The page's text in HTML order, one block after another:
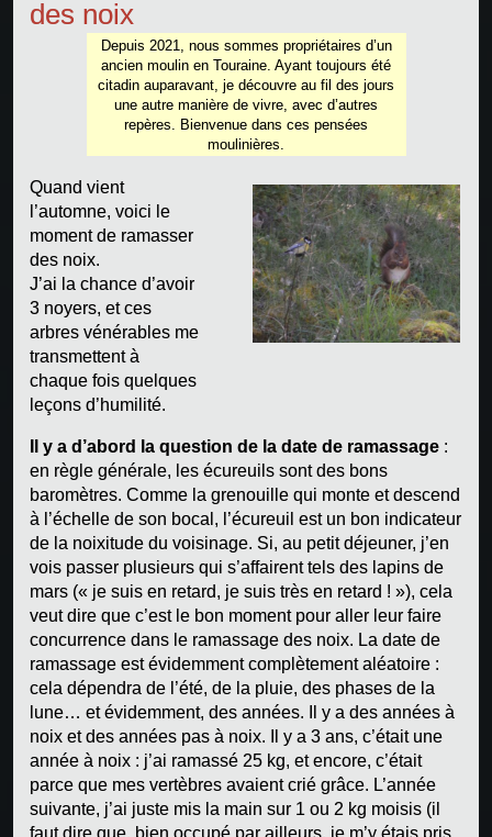
des noix
Depuis 2021, nous sommes propriétaires d’un
ancien moulin en Touraine. Ayant toujours été
citadin auparavant, je découvre au fil des jours
une autre manière de vivre, avec d’autres
repères. Bienvenue dans ces pensées
moulinières.
Quand vient
l’automne, voici le
moment de ramasser
des noix.
J’ai la chance d’avoir
3 noyers, et ces
arbres vénérables me
transmettent à
chaque fois quelques
leçons d’humilité.
Il y a d’abord la question de la date de ramassage:
en règle générale, les écureuils sont des bons
baromètres. Comme la grenouille qui monte et descend
à l’échelle de son bocal, l’écureuil est un bon indicateur
de la noixitude du voisinage. Si, au petit déjeuner, j’en
vois passer plusieurs qui s’affairent tels des lapins de
mars (« je suis en retard, je suis très en retard ! »), cela
veut dire que c’est le bon moment pour aller leur faire
concurrence dans le ramassage des noix. La date de
ramassage est évidemment complètement aléatoire :
cela dépendra de l’été, de la pluie, des phases de la
lune… et évidemment, des années. Il y a des années à
noix et des années pas à noix. Il y a 3 ans, c’était une
année à noix : j’ai ramassé 25 kg, et encore, c’était
parce que mes vertèbres avaient crié grâce. L’année
suivante, j’ai juste mis la main sur 1 ou 2 kg moisis (il